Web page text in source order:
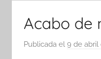
Acabo de
Publicada el 9 de abril